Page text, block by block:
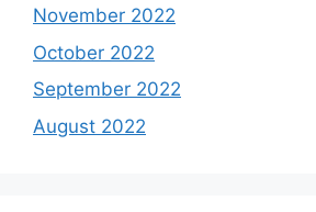
November 2022
October 2022
September 2022
August 2022